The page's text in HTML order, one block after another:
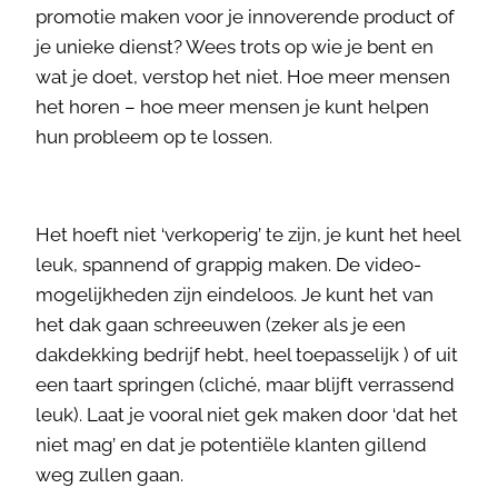
promotie maken voor je innoverende product of
je unieke dienst? Wees trots op wie je bent en
wat je doet, verstop het niet. Hoe meer mensen
het horen – hoe meer mensen je kunt helpen
hun probleem op te lossen.
Het hoeft niet ‘verkoperig’ te zijn, je kunt het heel
leuk, spannend of grappig maken. De video-
mogelijkheden zijn eindeloos. Je kunt het van
het dak gaan schreeuwen (zeker als je een
dakdekking bedrijf hebt, heel toepasselijk ) of uit
een taart springen (cliché, maar blijft verrassend
leuk). Laat je vooral niet gek maken door ‘dat het
niet mag’ en dat je potentiële klanten gillend
weg zullen gaan.